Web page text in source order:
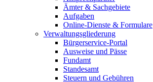
Ämter & Sachgebiete
Aufgaben
Online-Dienste & Formulare
Verwaltungsgliederung
Bürgerservice-Portal
Ausweise und Pässe
Fundamt
Standesamt
Steuern und Gebühren